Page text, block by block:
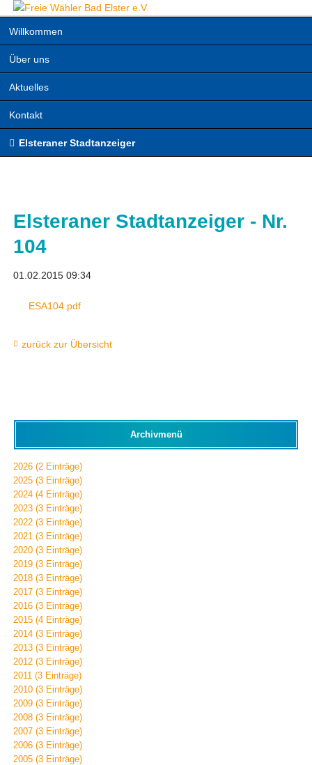
Willkommen
Über uns
Aktuelles
Kontakt
Elsteraner Stadtanzeiger
Elsteraner Stadtanzeiger - Nr.
104
01.02.2015 09:34
ESA104.pdf
zurück zur Übersicht
Archivmenü
2026 (2 Einträge)
2025 (3 Einträge)
2024 (4 Einträge)
2023 (3 Einträge)
2022 (3 Einträge)
2021 (3 Einträge)
2020 (3 Einträge)
2019 (3 Einträge)
2018 (3 Einträge)
2017 (3 Einträge)
2016 (3 Einträge)
2015 (4 Einträge)
2014 (3 Einträge)
2013 (3 Einträge)
2012 (3 Einträge)
2011 (3 Einträge)
2010 (3 Einträge)
2009 (3 Einträge)
2008 (3 Einträge)
2007 (3 Einträge)
2006 (3 Einträge)
2005 (3 Einträge)